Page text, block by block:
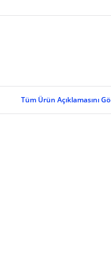
Tüm Ürün Açıklamasını